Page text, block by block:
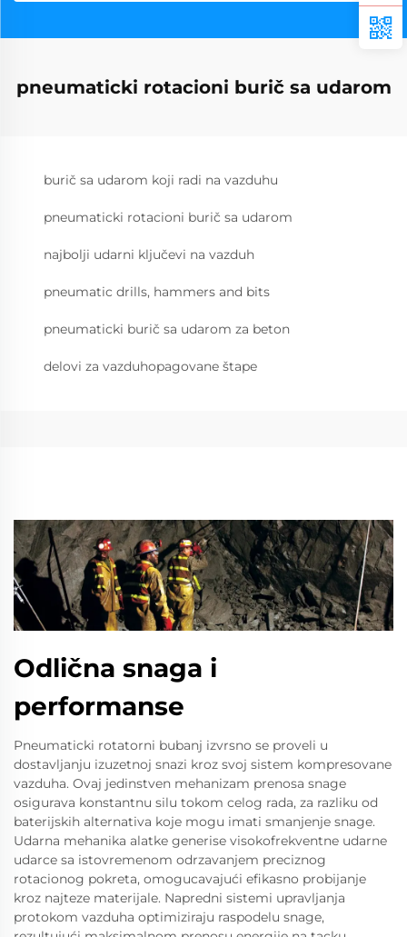
pneumaticki rotacioni burič sa udarom
burič sa udarom koji radi na vazduhu
pneumaticki rotacioni burič sa udarom
najbolji udarni ključevi na vazduh
pneumatic drills, hammers and bits
pneumaticki burič sa udarom za beton
delovi za vazduhopagovane štape
Odlična snaga i
performanse
Pneumaticki rotatorni bubanj izvrsno se proveli u
dostavljanju izuzetnoj snazi kroz svoj sistem kompresovane
vazduha. Ovaj jedinstven mehanizam prenosa snage
osigurava konstantnu silu tokom celog rada, za razliku od
baterijskih alternativa koje mogu imati smanjenje snage.
Udarna mehanika alatke generise visokofrekventne udarne
udarce sa istovremenom odrzavanjem preciznog
rotacionog pokreta, omogucavajući efikasno probijanje
kroz najteze materijale. Napredni sistemi upravljanja
protokom vazduha optimiziraju raspodelu snage,